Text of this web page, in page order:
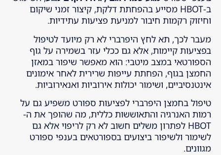
ב-HBOT מסייע בהפחתת דלקת, קיצור זמני שיקום
וחיזוק רקמות חיבור למניעת פציעות עתידיות.
מעבר לכך, תא לחץ היפרברי לא רק מיועד לטיפול
בפציעות קיימות, אלא גם ככלי עזר בשמירה על גוף
הספורטאי במצב מיטבי: הוא מאפשר שיפור במאזן
החמצן בגוף, הפחתת עייפות שרירית לאחר אימונים
אינטנסיביים, ושימור יכולות אירוביות ואנאירוביות.
טיפול בחמצן היפרברי לפציעות ספורט משפיע גם על
רמות האנרגיה והתאוששות כללית, מה שהופך את ה-
HBOT לפתרון משלים חשוב לא רק לריפוי אלא גם
לשימור ולשיפור ביצועים בספורטאים בענפי ספורט
מגוונים.